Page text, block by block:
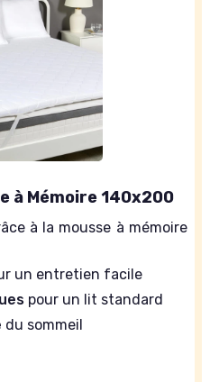
à Mémoire 140x200
à la mousse à mémoire
un entretien facile
pour un lit standard
du sommeil